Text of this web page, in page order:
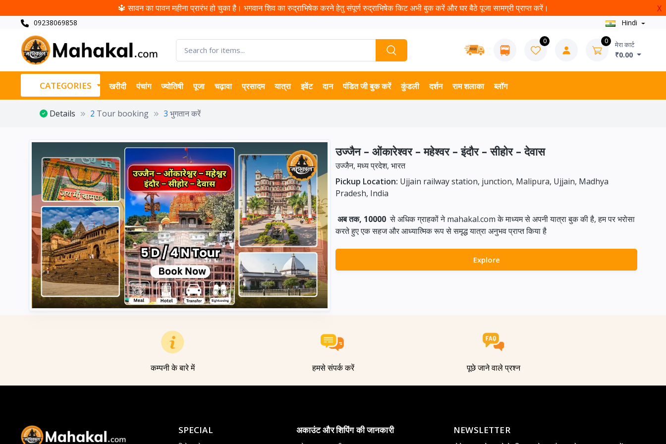
🔱 सावन का पावन महीना प्रारंभ हो चुका है। भगवान शिव का रुद्राभिषेक करने हेतु संपूर्ण रुद्राभिषेक किट अभी बुक करें और घर बैठे पूजा सामग्री प्राप्त करें। X
09238069858 Hindi
0 0 मेरा कार्ट
₹0.00
CATEGORIES खरीदी पंचांग ज्योतिषी पूजा चढ़ावा प्रसादम यात्रा इवेंट दान पंडित जी बुक करें कुंडली दर्शन राम शलाका ब्लॉग
Details 2 Tour booking 3 भुगतान करें
उज्जैन – ओंकारेश्वर – महेश्वर – इंदौर – सीहोर – देवास
उज्जैन, मध्य प्रदेश, भारत
Pickup Location: Ujjain railway station, junction, Malipura, Ujjain, Madhya
Pradesh, India
अब तक, 10000 से अधिक ग्राहकों ने mahakal.com के माध्यम से अपनी यात्रा बुक की है, हम पर भरोसा
करते हुए एक सहज और आध्यात्मिक रूप से समृद्ध यात्रा अनुभव प्राप्त किया है
Explore
कम्पनी के बारे में हमसे संपर्क करें पूछे जाने वाले प्रश्न
SPECIAL अकाउंट और शिपिंग की जानकारी NEWSLETTER